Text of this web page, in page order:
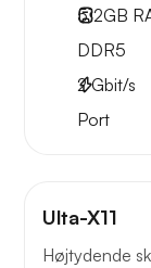
512GB
DDR5
2Gbit/s
Port
Ulta-X11
Højtydende